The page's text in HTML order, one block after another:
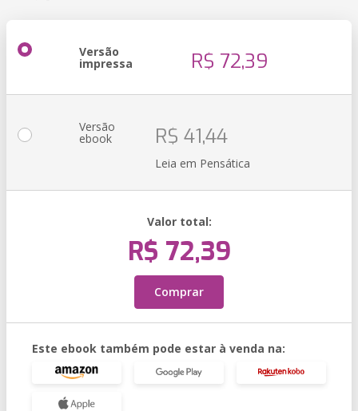
Versão
impressa R$ 72,39
Versão
ebook R$ 41,44
Leia em Pensática
Valor total:
R$ 72,39
Comprar
Este ebook também pode estar à venda na: